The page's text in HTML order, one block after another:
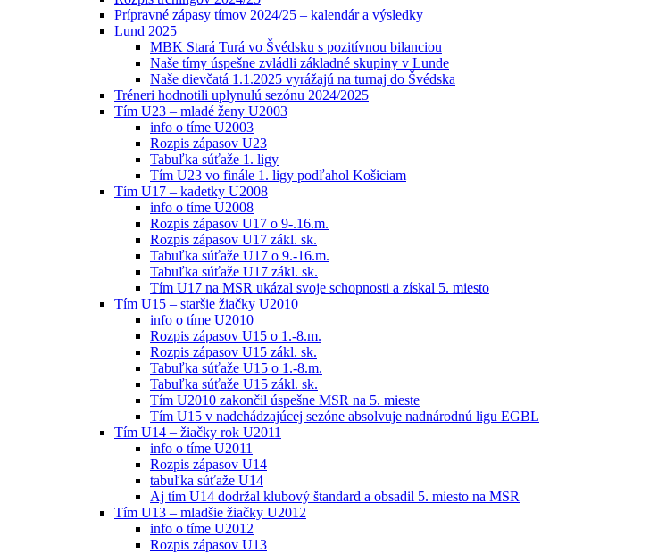
Prípravné zápasy tímov 2024/25 – kalendár a výsledky
Lund 2025
MBK Stará Turá vo Švédsku s pozitívnou bilanciou
Naše tímy úspešne zvládli základné skupiny v Lunde
Naše dievčatá 1.1.2025 vyrážajú na turnaj do Švédska
Tréneri hodnotili uplynulú sezónu 2024/2025
Tím U23 – mladé ženy U2003
info o tíme U2003
Rozpis zápasov U23
Tabuľka súťaže 1. ligy
Tím U23 vo finále 1. ligy podľahol Košiciam
Tím U17 – kadetky U2008
info o tíme U2008
Rozpis zápasov U17 o 9-.16.m.
Rozpis zápasov U17 zákl. sk.
Tabuľka súťaže U17 o 9.-16.m.
Tabuľka súťaže U17 zákl. sk.
Tím U17 na MSR ukázal svoje schopnosti a získal 5. miesto
Tím U15 – staršie žiačky U2010
info o tíme U2010
Rozpis zápasov U15 o 1.-8.m.
Rozpis zápasov U15 zákl. sk.
Tabuľka súťaže U15 o 1.-8.m.
Tabuľka súťaže U15 zákl. sk.
Tím U2010 zakončil úspešne MSR na 5. mieste
Tím U15 v nadchádzajúcej sezóne absolvuje nadnárodnú ligu EGBL
Tím U14 – žiačky rok U2011
info o tíme U2011
Rozpis zápasov U14
tabuľka súťaže U14
Aj tím U14 dodržal klubový štandard a obsadil 5. miesto na MSR
Tím U13 – mladšie žiačky U2012
info o tíme U2012
Rozpis zápasov U13